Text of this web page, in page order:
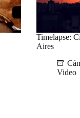
Timelapse:
Aires
Video